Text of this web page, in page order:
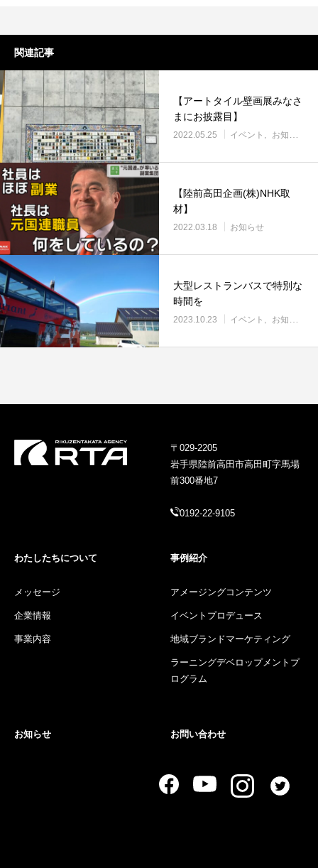
関連記事
【アートタイル壁画展みなさ
まにお披露目】
2022.05.25 イベント お知らせ
【陸前高田企画(株)NHK取
材】
2022.03.18 お知らせ
大型レストランバスで特別な
時間を
2023.10.23 イベント お知らせ
〒029-2205
岩手県陸前高田市高田町字馬場
前300番地7
0192-22-9105
わたしたちについて
メッセージ
企業情報
事業内容
事例紹介
アメージングコンテンツ
イベントプロデュース
地域ブランドマーケティング
ラーニングデベロップメントプ
ログラム
お知らせ お問い合わせ